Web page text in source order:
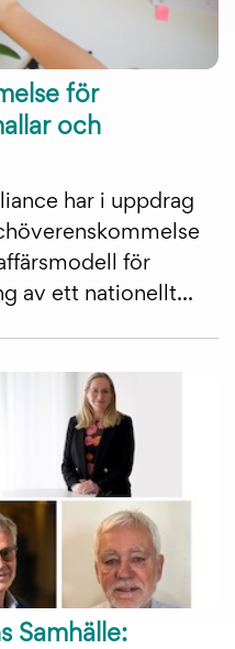
för
och
har i uppdrag
för
av ett nationellt...
Samhälle: